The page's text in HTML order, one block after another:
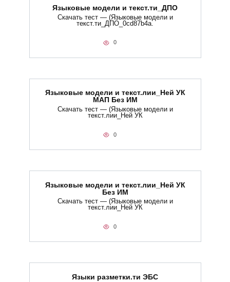
Языковые модели и текст.ти_ДПО
Скачать тест — (Языковые модели и
текст.ти_ДПО_0cd87b4a.
0
Языковые модели и текст.лии_Ней УК
МАП Без ИМ
Скачать тест — (Языковые модели и
текст.лии_Ней УК
0
Языковые модели и текст.лии_Ней УК
Без ИМ
Скачать тест — (Языковые модели и
текст.лии_Ней УК
0
Языки разметки.ти​ ЭБС